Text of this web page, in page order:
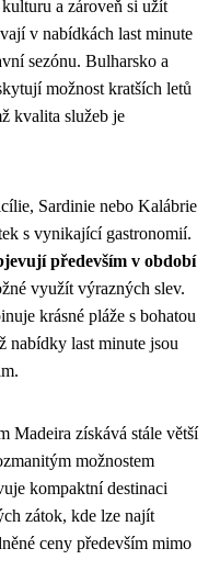
a zároveň si užít
v nabídkách last minute
sezónu. Bulharsko a
možnost kratších letů
kvalita služeb je
Sardinie nebo Kalábrie
s vynikající gastronomií.
především v období
využít výrazných slev.
krásné pláže s bohatou
nabídky last minute jsou
Madeira získává stále větší
možnostem
kompaktní destinaci
zátok, kde lze najít
ceny především mimo